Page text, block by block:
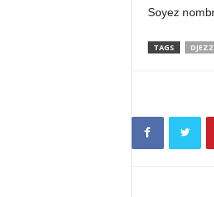
Soyez
TAGS